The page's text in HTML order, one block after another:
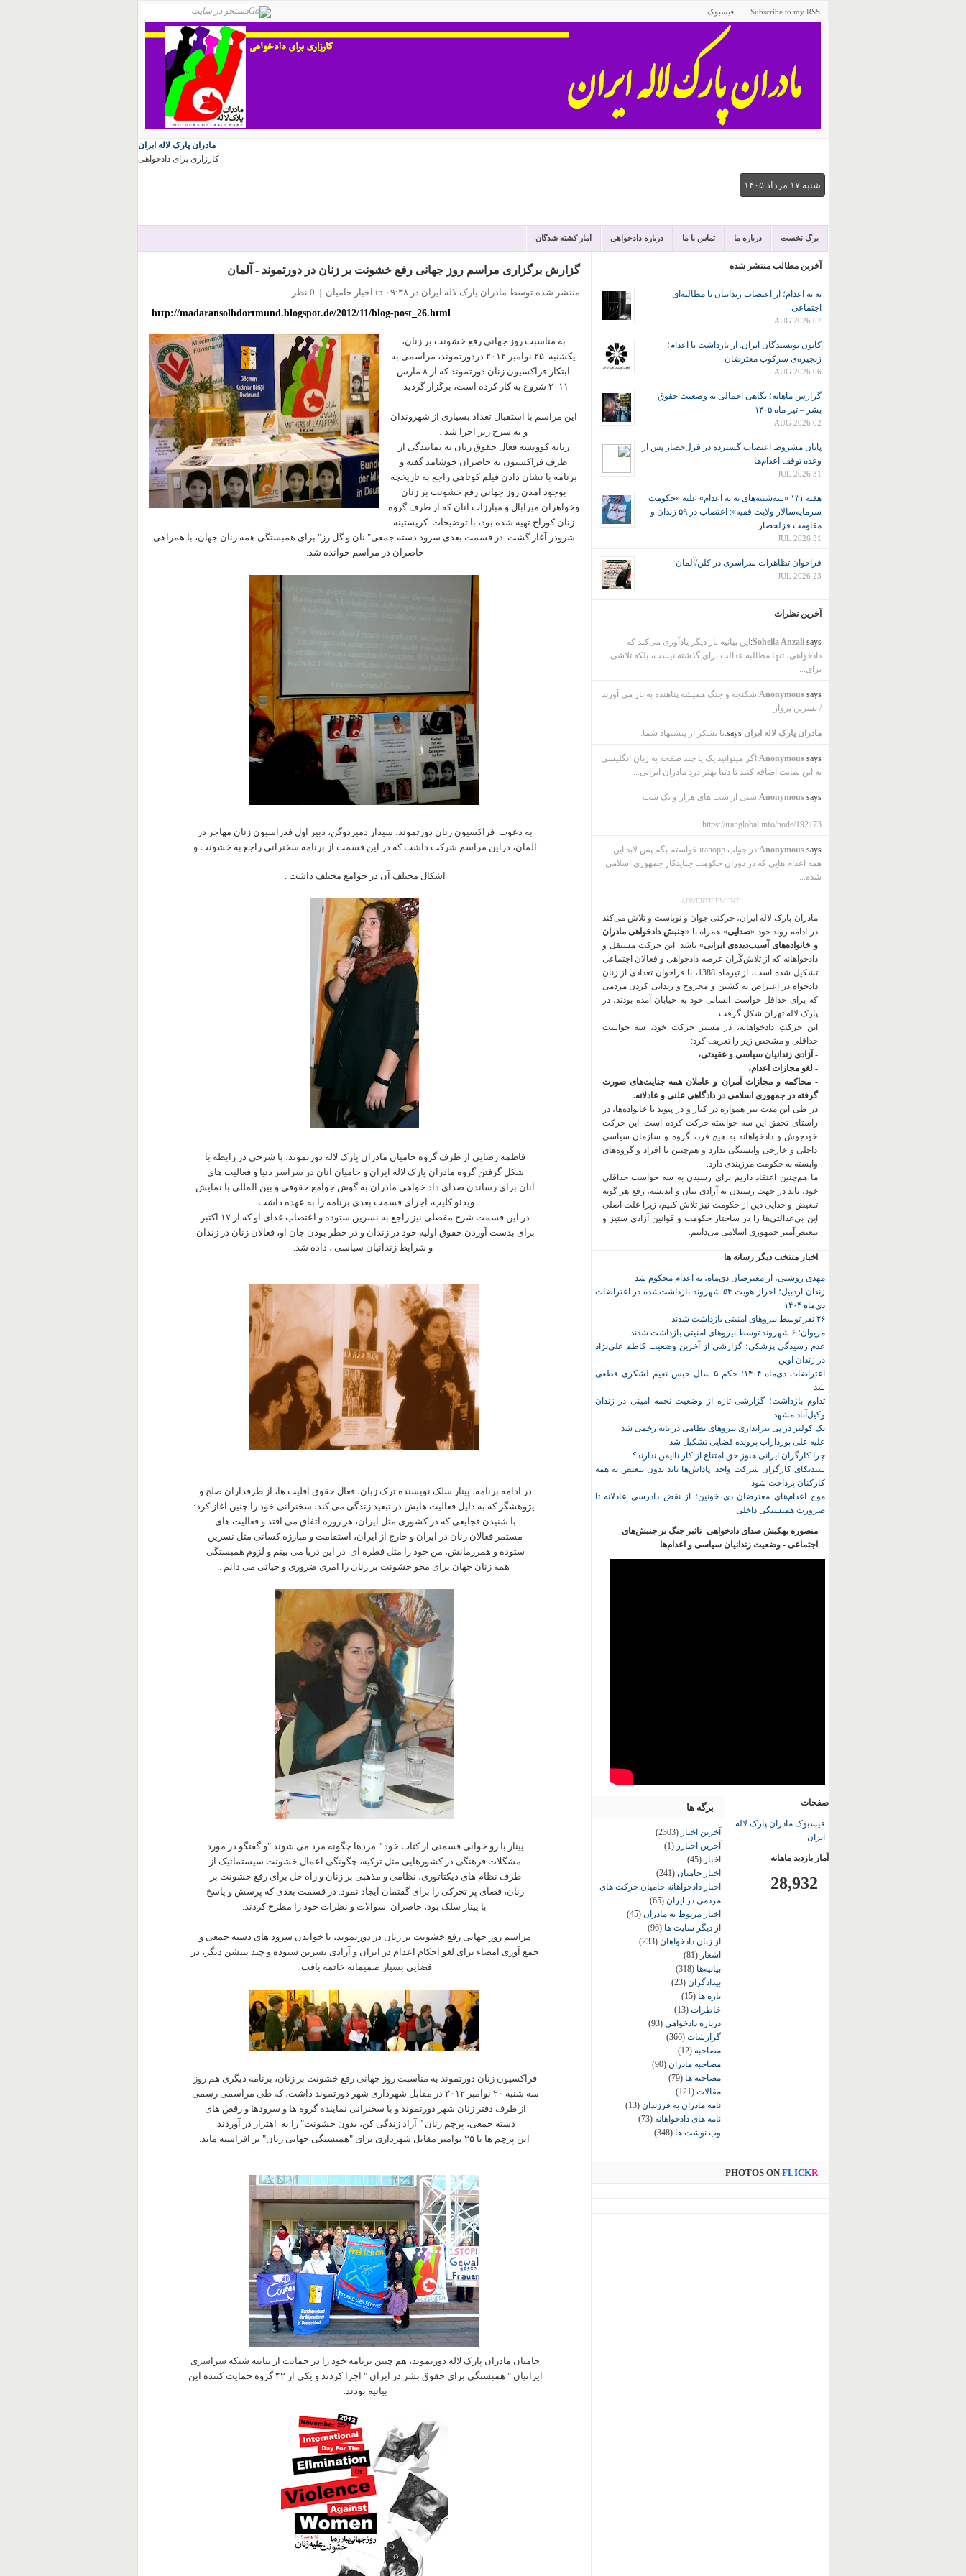
Subscribe to my RSS فیسبوک
مادران پارک لاله ایران
کارزاری برای دادخواهی
شنبه ۱۷ مرداد ۱۴۰۵
برگ نخست درباره ما تماس با ما درباره دادخواهی آمار کشته شدگان
گزارش برگزاری مراسم روز جهانی رفع خشونت بر زنان در دورتموند - آلمان
منتشر شده توسط مادران پارک لاله ایران در ۰۹:۳۸ in اخبار حامیان | 0 نظر
http://madaransolhdortmund.blogspot.de/2012/11/blog-post_26.html
به مناسبت روز جهانی رفع خشونت بر زنان،
یکشنبه ۲۵ نوامبر ۲۰۱۲ دردورتموند، مراسمی به
ابتکار فراکسیون زنان دورتموند که از ۸ مارس
۲۰۱۱ شروع به کار کرده است، برگزار گردید.
این مراسم با استقبال تعداد بسیاری از شهروندان
و به شرح زیر اجرا شد :
رناته کوونسه فعال حقوق زنان به نمایندگی از
طرف فراکسیون به حاضران خوشامد گفته و
برنامه با نشان دادن فیلم کوتاهی راجع به تاریخچه
بوجود آمدن روز جهانی رفع خشونت بر زنان
وخواهران میرابال و مبارزات آنان که از طرف گروه
زنان کوراج تهیه شده بود، با توضیحات کریستینه
شرودر آغاز گشت. در قسمت بعدی سرود دسته جمعی" نان و گل رز" برای همبستگی همه زنان جهان، با همراهی
حاضران در مراسم خوانده شد.
به دعوت فراکسیون زنان دورتموند، سیدار دمیردوگن، دبیر اول فدراسیون زنان مهاجر در
آلمان، دراین مراسم شرکت داشت که در این قسمت از برنامه سخنرانی راجع به خشونت و
اشکال مختلف آن در جوامع مختلف داشت .
فاطمه رضایی از طرف گروه حامیان مادران پارک لاله دورتموند، با شرحی در رابطه با
شکل گرفتن گروه مادران پارک لاله ایران و حامیان آنان در سراسر دنیا و فعالیت های
آنان برای رساندن صدای داد خواهی مادران به گوش جوامع حقوقی و بین المللی با نمایش
ویدئو کلیپ، اجرای قسمت بعدی برنامه را به عهده داشت.
در این قسمت شرح مفصلی نیز راجع به نسرین ستوده و اعتصاب غذای او که از ۱۷ اکتبر
برای بدست آوردن حقوق اولیه خود در زندان و در خطر بودن جان او، فعالان زنان در زندان
و شرایط زندانیان سیاسی ، داده شد.
در ادامه برنامه، پینار سلک نویسنده ترک زبان، فعال حقوق اقلیت ها، از طرفداران صلح و
پژوهشگر که به دلیل فعالیت هایش در تبعید زندگی می کند، سخنرانی خود را چنین آغاز کرد:
با شنیدن فجایعی که در کشوری مثل ایران، هر روزه اتفاق می افتد و فعالیت های
مستمر فعالان زنان در ایران و خارج از ایران، استقامت و مبارزه کسانی مثل نسرین
ستوده و همرزمانش، من خود را مثل قطره ای در این دریا می بینم و لزوم همبستگی
همه زنان جهان برای محو خشونت بر زنان را امری ضروری و حیاتی می دانم .
پینار با رو خوانی قسمتی از کتاب خود " مردها چگونه مرد می شوند "و گفتگو در مورد
مشگلات فرهنگی در کشورهایی مثل ترکیه، چگونگی اعمال خشونت سیستماتیک از
طرف نظام های دیکتاتوری، نظامی و مذهبی بر زنان و راه حل برای رفع خشونت بر
زنان، فضای پر تحرکی را برای گفتمان ایجاد نمود. در قسمت بعدی که پرسش و پاسخ
با پینار سلک بود، حاضران سوالات و نظرات خود را مطرح کردند.
مراسم روز جهانی رفع خشونت بر زنان در دورتموند، با خواندن سرود های دسته جمعی و
جمع آوری امضاء برای لغو احکام اعدام در ایران و آزادی نسرین ستوده و چند پتیشن دیگر، در
فضایی بسیار صمیمانه خاتمه یافت .
فراکسیون زنان دورتموند به مناسبت روز جهانی رفع خشونت بر زنان، برنامه دیگری هم روز
سه شنبه ۲۰ نوامبر ۲۰۱۲ در مقابل شهرداری شهر دورتموند داشت، که طی مراسمی رسمی
از طرف دفتر زنان شهر دورتموند و با سخنرانی نماینده گروه ها و سرودها و رقص های
دسته جمعی، پرچم زنان " آزاد زندگی کن، بدون خشونت" را به اهتزاز در آوردند.
این پرچم ها تا ۲۵ نوامبر مقابل شهرداری برای "همبستگی جهانی زنان" بر افراشته ماند.
حامیان مادران پارک لاله دورتموند، هم چنین برنامه خود را در حمایت از بیانیه شبکه سراسری
ایرانیان " همبستگی برای حقوق بشر در ایران " اجرا کردند و یکی از ۴۲ گروه حمایت کننده این
بیانیه بودند.
آخرین مطالب منتشر شده
نه به اعدام؛ از اعتصاب زندانیان تا مطالبه‌ای
اجتماعی
07 AUG 2026
کانون نويسندگان ايران: از بازداشت تا اعدام؛
زنجیره‌ی سرکوب معترضان
06 AUG 2026
گزارش ماهانه؛ نگاهی اجمالی به وضعیت حقوق
بشر – تیر ماه ۱۴۰۵
02 AUG 2026
پایان مشروط اعتصاب گسترده در قزل‌حصار پس از
وعده توقف اعدام‌ها
31 JUL 2026
هفته ۱۳۱ «سه‌شنبه‌های نه به اعدام» علیه «حکومت
سرمایه‌سالار ولایت فقیه»: اعتصاب در ۵۹ زندان و
مقاومت قزلحصار
31 JUL 2026
فراخوان تظاهرات سراسری در کلن/آلمان
23 JUL 2026
آخرین نظرات
Soheila Anzalisays:
این بیانیه بار دیگر یادآوری می‌کند که
دادخواهی، تنها مطالبه عدالت برای گذشته نیست، بلکه تلاشی
برای...
Anonymoussays:
شکنجه و جنگ همیشه پناهنده به بار می آورند
/ نسرین پرواز
مادران پارک لاله ایران says: با تشکر از پیشنهاد شما.
Anonymoussays:
اگر میتوانید یک یا چند صفحه به زبان انگلیسی
به این سایت اضافه کنید تا دنیا بهتر درد مادران ایرانی...
Anonymoussays: شبی از شب های هزار و یک شب
https://iranglobal.info/node/192173
Anonymoussays:
در جواب iranopp خواستم بگم پس لابد این
همه اعدام هایی که در دوران حکومت جنایتکار جمهوری اسلامی
شده...
ADVERTISEMENT
مادران پارک لاله ایران، حرکتی جوان و نوپاست و تلاش می‌کند
در ادامه روند خود «صدایی» همراه با «جنبش دادخواهی مادران
و خانواده‌های آسیب‌دیده‌ی ایرانی» باشد. این حرکت مستقل و
دادخواهانه که از تلاش‌گَران عرصه دادخواهی و فعالان اجتماعی
تشکیل شده است، از تیرماه 1388، با فراخوان تعدادی از زنانِ
دادخواه در اعتراض به کشتن و مجروح و زندانی کردن مردمی
که برای حداقل خواست انسانی خود به خیابان آمده بودند، در
پارک لاله تهران شکل گرفت.
این حرکتِ دادخواهانه، در مسیر حرکت خود، سه خواست
حداقلی و مشخص زیر را تعریف کرد:
- آزادی زندانیان سیاسی و عقیدتی،
- لغو مجازات اعدام،
- محاکمه و مجازات آمران و عاملان همه جنایت‌های صورت
گرفته در جمهوری اسلامی در دادگاهی علنی و عادلانه.
در طی این مدت نیز همواره در کنار و در پیوند با خانواده‌ها، در
راستای تحقق این سه خواسته حرکت کرده است. این حرکت
خودجوش و دادخواهانه به هیچ فرد، گروه و سازمان سیاسی
داخلی و خارجی وابستگی ندارد و هم‌چنین با افراد و گروه‌های
وابسته به حکومت مرزبندی دارد.
ما هم‌چنین اعتقاد داریم برای رسیدن به سه خواست حداقلی
خود، باید در جهت رسیدن به آزادی بیان و اندیشه، رفع هر گونه
تبعیض و جدایی دین از حکومت نیز تلاش کنیم، زیرا علت اصلی
این بی‌عدالتی‌ها را در ساختار حکومت و قوانین آزادی ستیز و
تبعیض‌آمیز جمهوری اسلامی می‌دانیم.
اخبار منتخب دیگر رسانه ها
مهدی روشنی، از معترضان دی‌ماه، به اعدام محکوم شد
زندان اردبیل؛ احراز هویت ۵۴ شهروند بازداشت‌شده در اعتراضات
دی‌ماه ۱۴۰۴
۲۶ نفر توسط نیروهای امنیتی بازداشت شدند
مریوان؛ ۶ شهروند توسط نیروهای امنیتی بازداشت شدند
عدم رسیدگی پزشکی؛ گزارشی از آخرین وضعیت کاظم علی‌نژاد
در زندان اوین
اعتراضات دی‌ماه ۱۴۰۴؛ حکم ۵ سال حبس نعیم لشکری قطعی
شد
تداوم بازداشت؛ گزارشی تازه از وضعیت نجمه امینی در زندان
وکیل‌آباد مشهد
یک کولبر در پی تیراندازی نیروهای نظامی در بانه زخمی شد
علیه علی پورداراب پرونده قضایی تشکیل شد
چرا کارگران ایرانی هنوز حق امتناع از کار ناایمن ندارند؟
سندیکای کارگران شرکت واحد: پاداش‌ها باید بدون تبعیض به همه
کارکنان پرداخت شود
موج اعدام‌های معترضان دی‌ خونین؛ از نقض دادرسی عادلانه تا
ضرورت همبستگی داخلی
منصوره بهکیش صدای دادخواهی- تاثیر جنگ بر جنبش‌های
اجتماعی - وضعیت زندانیان سیاسی و اعدام‌ها
برگه ها
آخرین اخبار (2303)
آخرین اخبارر (1)
اخبار (45)
اخبار حامیان (241)
اخبار دادخواهانه حامیان حرکت های
مردمی در ایران (65)
اخبار مربوط به مادران (45)
از دیگر سایت ها (96)
از زبان دادخواهان (233)
اشعار (81)
بیانیه‌ها (318)
بیدادگران (23)
تازه ها (15)
خاطرات (13)
درباره دادخواهی (93)
گزارشات (366)
مصاحبه (12)
مصاحبه مادران (90)
مصاحبه ها (79)
مقالات (121)
نامه مادران به فرزندان (13)
نامه های دادخواهانه (73)
وب نوشت ها (348)
صفحات
فیسبوک مادران پارک لاله
ایران
آمار بازدید ماهانه
28,932
PHOTOS ON FLICKR